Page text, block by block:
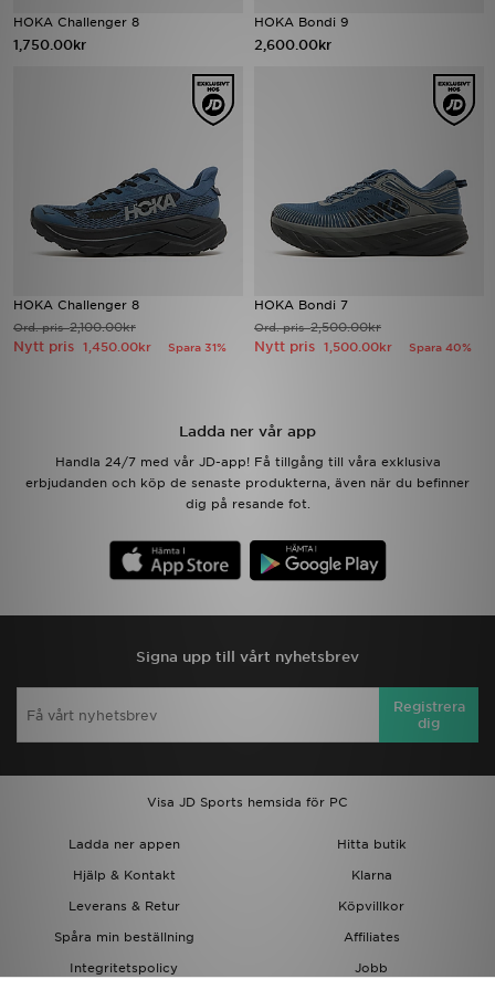
HOKA Challenger 8
1,750.00kr
HOKA Bondi 9
2,600.00kr
HOKA Challenger 8
Ord. pris2,100.00kr
Nytt pris 1,450.00kr Spara 31%
HOKA Bondi 7
Ord. pris2,500.00kr
Nytt pris 1,500.00kr Spara 40%
Ladda ner vår app
Handla 24/7 med vår JD-app! Få tillgång till våra exklusiva
erbjudanden och köp de senaste produkterna, även när du befinner
dig på resande fot.
Signa upp till vårt nyhetsbrev
Registrera
dig
Visa JD Sports hemsida för PC
Ladda ner appen
Hitta butik
Hjälp & Kontakt
Klarna
Leverans & Retur
Köpvillkor
Spåra min beställning
Affiliates
Integritetspolicy
Jobb
Ladda ner appen
Kundservice
JD Blogg